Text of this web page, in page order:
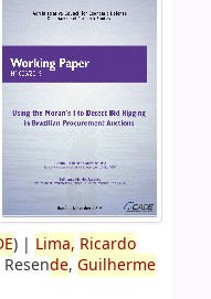
)| Lima, Ricardo
Resende, Guilherme